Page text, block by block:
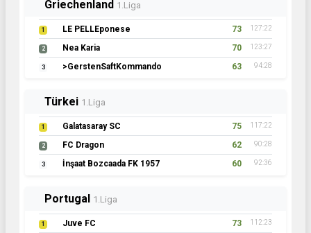
Polen1.Liga
1 Arka Helajny 72 86:25
2 F.C.BriaTooore R.M. 69 91:14
3 TS Klarjeff 58 82:36
Österreich
1 Cowboys 68 107:25
2 FC Südbaden 65 88:21
3 FC Minax 64 80:13
Schottland1.Liga
1 07 Lowlands Athletic 67 96:25